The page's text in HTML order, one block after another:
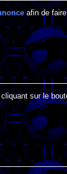
afin de
sur le